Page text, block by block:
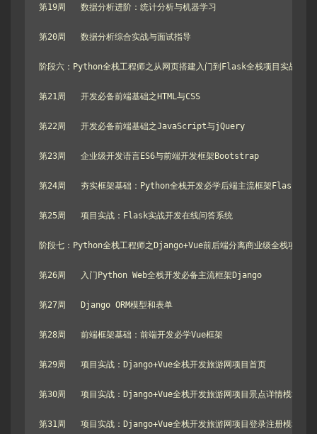
第19周   数据分析进阶：统计分析与机器学习
第20周   数据分析综合实战与面试指导
阶段六：Python全栈工程师之从网页搭建入门到Flask全栈项目实战
第21周   开发必备前端基础之HTML与CSS
第22周   开发必备前端基础之JavaScript与jQuery
第23周   企业级开发语言ES6与前端开发框架Bootstrap
第24周   夯实框架基础：Python全栈开发必学后端主流框架Flask
第25周   项目实战：Flask实战开发在线问答系统
阶段七：Python全栈工程师之Django+Vue前后端分离商业级全栈项目实
第26周   入门Python Web全栈开发必备主流框架Django
第27周   Django ORM模型和表单
第28周   前端框架基础：前端开发必学Vue框架
第29周   项目实战：Django+Vue全栈开发旅游网项目首页
第30周   项目实战：Django+Vue全栈开发旅游网项目景点详情模块
第31周   项目实战：Django+Vue全栈开发旅游网项目登录注册模块